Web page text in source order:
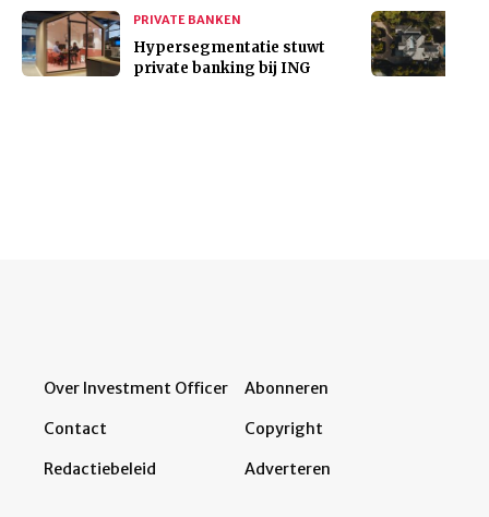
PRIVATE BANKEN
Hypersegmentatie stuwt
private banking bij ING
Over Investment Officer
Contact
Redactiebeleid
Abonneren
Copyright
Adverteren